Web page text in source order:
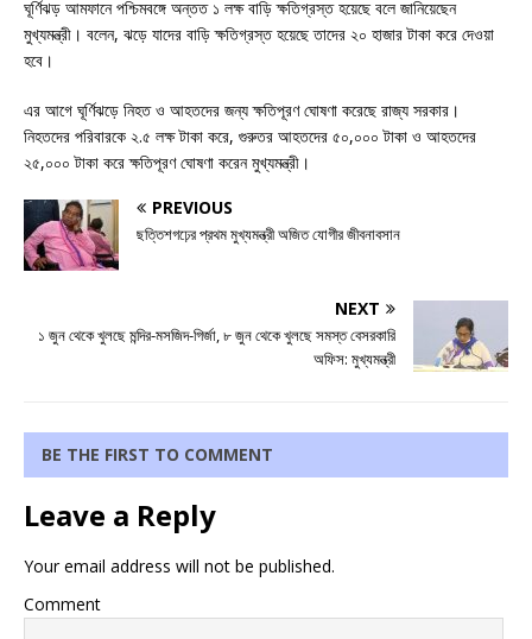
ঘূর্ণিঝড় আমফানে পশ্চিমবঙ্গে অন্তত ১ লক্ষ বাড়ি ক্ষতিগ্রস্ত হয়েছে বলে জানিয়েছেন
মুখ্যমন্ত্রী। বলেন, ঝড়ে যাদের বাড়ি ক্ষতিগ্রস্ত হয়েছে তাদের ২০ হাজার টাকা করে দেওয়া
হবে।
এর আগে ঘূর্ণিঝড়ে নিহত ও আহতদের জন্য ক্ষতিপূরণ ঘোষণা করেছে রাজ্য সরকার।
নিহতদের পরিবারকে ২.৫ লক্ষ টাকা করে, গুরুতর আহতদের ৫০,০০০ টাকা ও আহতদের
২৫,০০০ টাকা করে ক্ষতিপূরণ ঘোষণা করেন মুখ্যমন্ত্রী।
PREVIOUS
ছত্তিশগঢ়ের প্রথম মুখ্যমন্ত্রী অজিত যোগীর জীবনাবসান
NEXT
১ জুন থেকে খুলছে মন্দির-মসজিদ-গির্জা, ৮ জুন থেকে খুলছে সমস্ত বেসরকারি
অফিস: মুখ্যমন্ত্রী
BE THE FIRST TO COMMENT
Leave a Reply
Your email address will not be published.
Comment